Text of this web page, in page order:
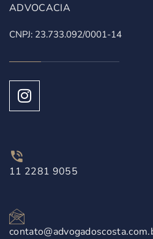
ADVOCACIA
CNPJ: 23.733.092/0001-14
11 2281 9055